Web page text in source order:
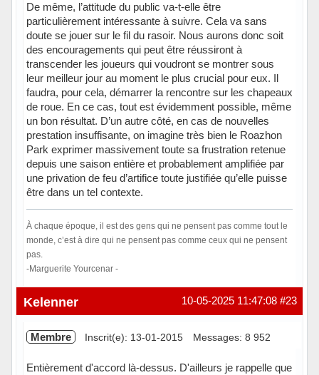
De même, l’attitude du public va-t-elle être
particulièrement intéressante à suivre. Cela va sans
doute se jouer sur le fil du rasoir. Nous aurons donc soit
des encouragements qui peut être réussiront à
transcender les joueurs qui voudront se montrer sous
leur meilleur jour au moment le plus crucial pour eux. Il
faudra, pour cela, démarrer la rencontre sur les chapeaux
de roue. En ce cas, tout est évidemment possible, même
un bon résultat. D’un autre côté, en cas de nouvelles
prestation insuffisante, on imagine très bien le Roazhon
Park exprimer massivement toute sa frustration retenue
depuis une saison entière et probablement amplifiée par
une privation de feu d’artifice toute justifiée qu’elle puisse
être dans un tel contexte.
À chaque époque, il est des gens qui ne pensent pas comme tout le
monde, c’est à dire qui ne pensent pas comme ceux qui ne pensent
pas.
-Marguerite Yourcenar -
Hors ligne #23
10-05-2025 11:47:08
Kelenner
Membre Inscrit(e): 13-01-2015 Messages: 8 952
Entièrement d'accord là-dessus. D'ailleurs je rappelle que